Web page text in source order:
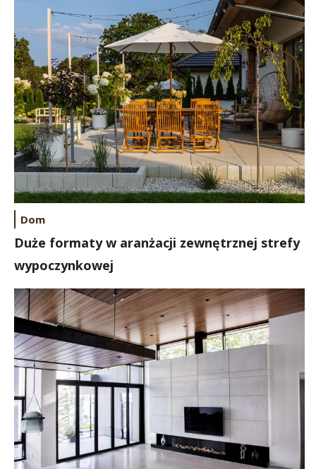
Dom
Duże formaty w aranżacji zewnętrznej strefy
wypoczynkowej